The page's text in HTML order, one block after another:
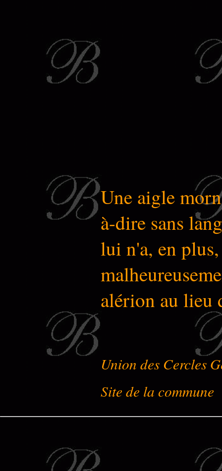
Une aigle
à-dire sans
lui n'a, en
alérion au lieu
Union des Cercles
Site de la commune